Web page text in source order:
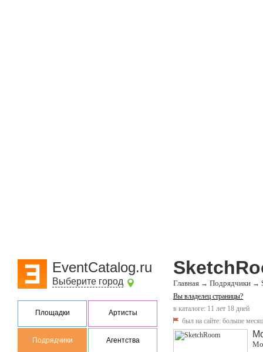
EventCatalog.ru
Выберите город
Площадки Артисты
Подрядчики Агентства
Главная → Подрядчики →
Вы владелец страницы?
в каталоге: 11 лет 18 дней
был на сайте: больше